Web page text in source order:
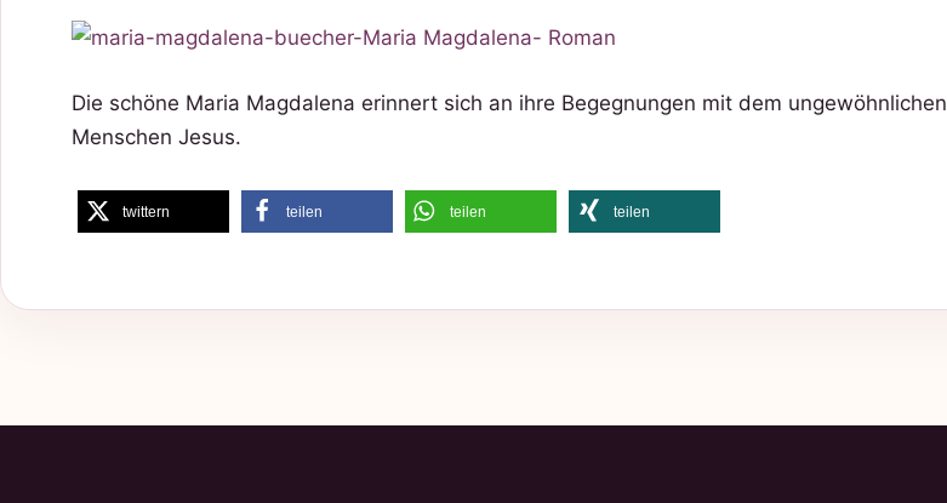
Die schöne Maria Magdalena erinnert sich an ihre Begegnungen mit dem ungewöhnlichen
Menschen Jesus.
twittern teilen teilen teilen